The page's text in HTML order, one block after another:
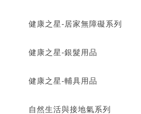
健康之星-居家無障礙系列
健康之星-銀髮用品
健康之星-輔具用品
自然生活與接地氣系列